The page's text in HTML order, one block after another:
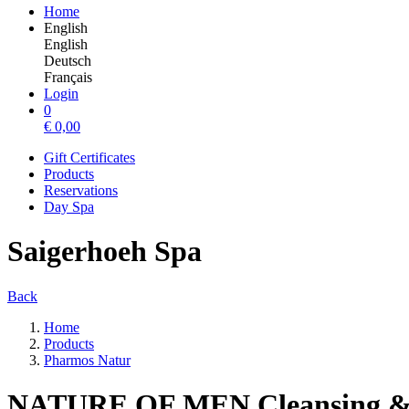
Home
English
English
Deutsch
Français
Login
0
€ 0,00
Gift Certificates
Products
Reservations
Day Spa
Saigerhoeh Spa
Back
Home
Products
Pharmos Natur